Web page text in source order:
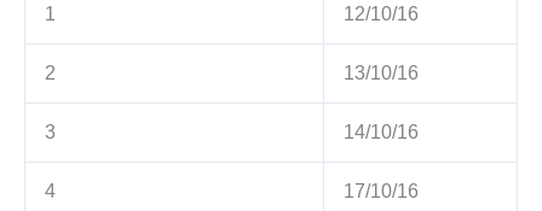
1 12/10/16
2 13/10/16
3 14/10/16
4 17/10/16